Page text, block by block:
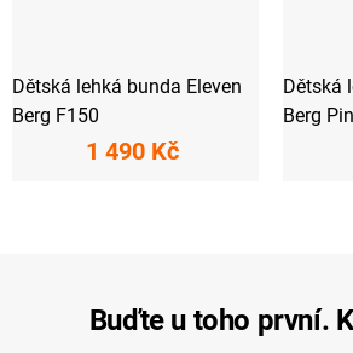
Dětská lehká bunda Eleven
Berg F150
1 490 Kč
Dětská
Berg
Buďte u toho první.